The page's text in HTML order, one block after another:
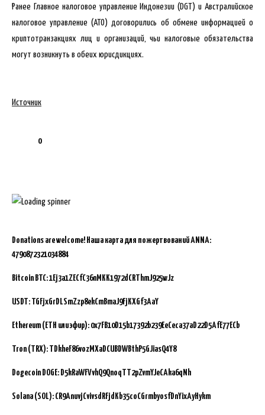
Ранее Главное налоговое управление Индонезии (DGT) и Австралийское
налоговое управление (ATO) договорились об обмене информацией о
криптотранзакциях лиц и организаций, чьи налоговые обязательства
могут возникнуть в обеих юрисдикциях.
Источник
0
Donations are welcome! Наша карта для пожертвований ANNA:
4790872321034884
Bitcoin BTC:1Ej3a1ZECfC36nMKK1972dCRThmJ925wJz
USDT: TGFjxGrDLSmZzp8ekCmBmaJ9FjKXGf3AaY
Ethereum (ETH или эфир): 0x7FB10D15b17392b239EeCeca37aD22D5AfE77ECb
Tron (TRX): TDkheF86vozMXaDCUBDWBthP5GJiasQ4Y8
Dogecoin DOGE: D5kRaWFVvhQ9QnoqTT2pZvmYJeCAka6qNh
Solana (SOL): CR9AnuvjCvivsdRFjdKb35coCGrmbyosfDnYixAyHykm